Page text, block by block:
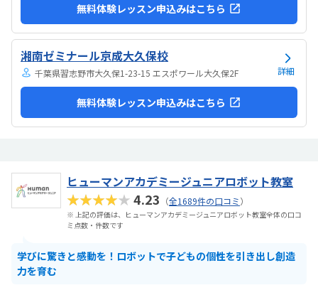
無料体験レッスン申込みはこちら
湘南ゼミナール京成大久保校
千葉県習志野市大久保1-23-15 エスポワール大久保2F 詳細
無料体験レッスン申込みはこちら
ヒューマンアカデミージュニアロボット教室
★★★★★4.23 （全1689件の口コミ）
※ 上記の評価は、ヒューマンアカデミージュニアロボット教室全体の口コ
ミ点数・件数です
学びに驚きと感動を！ロボットで子どもの個性を引き出し創造
力を育む